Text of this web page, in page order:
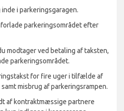
i parkeringsgaragen.
parkeringsområdet efter
modtager ved betaling af taksten,
parkeringsområdet.
for fire uger i tilfælde af
misbrug af parkeringsrampen.
af kontraktmæssige partnere